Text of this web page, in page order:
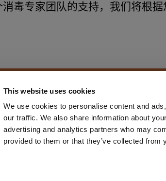
This website uses cookies
We use cookies to personalise content and
our traffic. We also share information about
advertising and analytics partners who may
provided to them or that they’ve collected from
消毒专家团队的支持， 我们将根据
DISCOVER